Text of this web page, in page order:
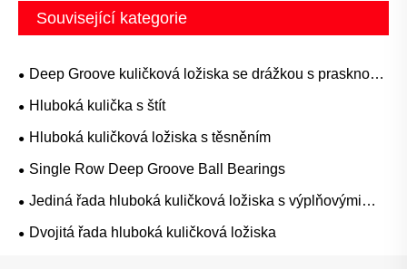
Související kategorie
Deep Groove kuličková ložiska se drážkou s prasknou
prstenem
Hluboká kulička s štít
Hluboká kuličková ložiska s těsněním
Single Row Deep Groove Ball Bearings
Jediná řada hluboká kuličková ložiska s výplňovými
sloty
Dvojitá řada hluboká kuličková ložiska